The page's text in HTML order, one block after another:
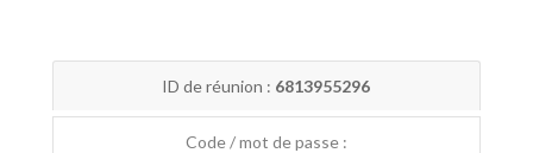
ID de réunion : 6813955296
Code / mot de passe :